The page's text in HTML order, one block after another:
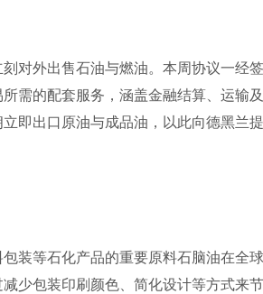
对外出售石油与燃油。本周协议一经
需的配套服务，涵盖金融结算、运输
即出口原油与成品油，以此向德黑兰
装等石化产品的重要原料石脑油在全
少包装印刷颜色、简化设计等方式来